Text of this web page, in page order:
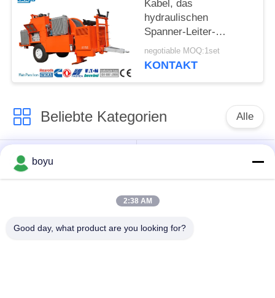
Kabel, das
hydraulischen
Spanner-Leiter-
Stringing Equipment
Hydraulic-Kabel-
negotiable MOQ:1set
KONTAKT
Beliebte Kategorien Alle
Übertragungsleitung,
die Ausrüstung
Spannung, die
Gegendrehdrahtseil
boyu
2:38 AM
Good day, what product are you looking for?